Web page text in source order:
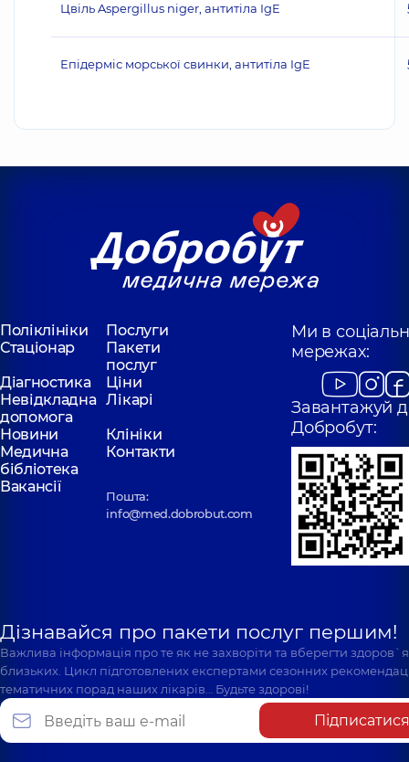
Цвіль Aspergillus niger, антитіла IgE
Епідерміс морської свинки, антитіла IgE
Поліклініки
Послуги
Стаціонар
Пакети
послуг
Діагностика
Ціни
Невідкладна
допомога
Лікарі
Новини
Клініки
Медична
бібліотека
Контакти
Вакансії
Пошта:
info@med.dobrobut.com
Ми в
мережах:
Завантажуй
Добробут:
Дізнавайся про пакети послуг першим!
Важлива інформація про те як не захворіти та вберегти
близьких. Цикл підготовлених експертами сезонних
тематичних порад наших лікарів… Будьте здорові!
Підписатися